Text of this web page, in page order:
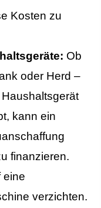
Kosten zu
Ob
oder Herd –
kann ein
finanzieren.
eine
verzichten.